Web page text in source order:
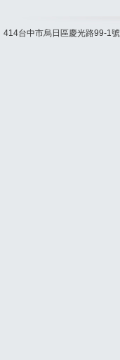
414台中市烏日區慶光路99-1號